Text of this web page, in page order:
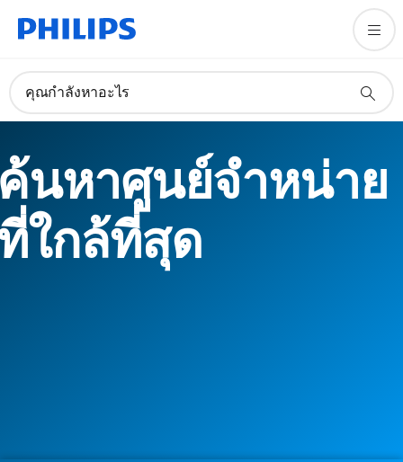
คุณกำลังหาอะไร
นหาศูนย์จำหน่าย
ใกล้ที่สุด